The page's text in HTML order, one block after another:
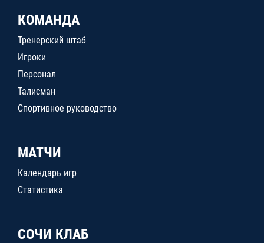
КОМАНДА
Тренерский штаб
Игроки
Персонал
Талисман
Спортивное руководство
МАТЧИ
Календарь игр
Статистика
СОЧИ КЛАБ